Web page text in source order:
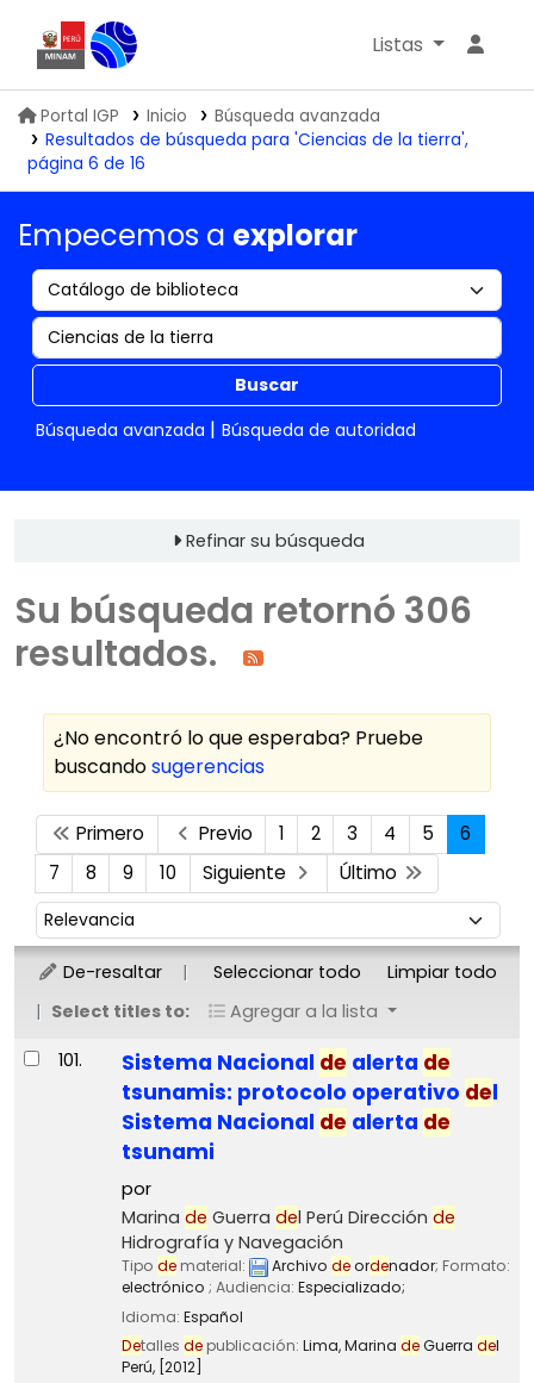
Biblioteca IGP
Listas
Portal IGP Inicio
Búsqueda avanzada
Resultados de búsqueda para 'Ciencias de la tierra',
página 6 de 16
Empecemos a explorar
Buscar
Búsqueda avanzada
Búsqueda de autoridad
Refinar su búsqueda
Su búsqueda retornó 306
resultados.
¿No encontró lo que esperaba? Pruebe
buscandosugerencias
Ordenar
Primero Previo 1 2 3 4 5
6
7
8 9 10 Siguiente Último
Ordenar por:
De-resaltar Seleccionar todo
Limpiar todo
Select titles to:
Agregar a la lista
Resultados
101. Sistema Nacional de alerta de
tsunamis: protocolo operativo del
Sistema Nacional de alerta de
tsunami
por
Marina de Guerra del Perú Dirección de
Hidrografía y Navegación
Tipo dematerial: Archivo deordenador; Formato:
electrónico ; Audiencia: Especializado;
Idioma: Español
Detalles depublicación: Lima,Marina deGuerra del
Perú, [2012]